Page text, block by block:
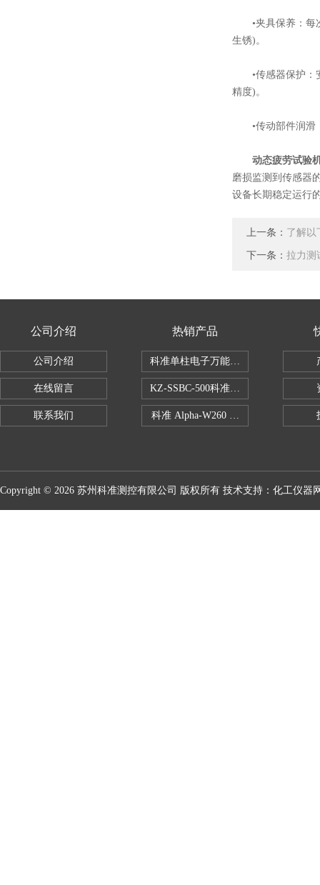
•夹具保养：每次
生锈)。
•传感器保护：安
精度)。
•传动部件润滑：
动态疲劳试验
磨损监测到传感器
设备长期稳定运行
上一条： 了解以
下一条： 拉力测
公司介绍
公司介绍
在线留言
联系我们
热销产品
科准单柱电子万能拉力机KZ-SSBC-500
KZ-SSBC-500科准单柱电子万能试验
科准 Alpha-W260 半导体全自动推拉
Copyright © 2026 苏州科准测控有限公司 版权所有 技术支持： 化工仪器